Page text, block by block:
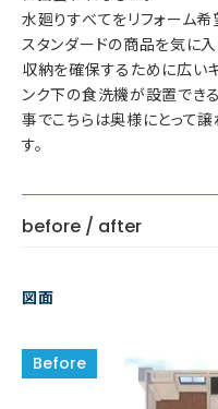
水廻りすべてをリフォーム
スタンダードの商品を気に
収納を確保するために広い
ンク下の食洗機が設置でき
事でこちらは奥様にとって
す。
before / after
図面